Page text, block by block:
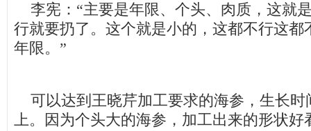
李宪：“主要是年限、个头、肉质，这就
行就要扔了。这个就是小的，这都不行这都
年限。”
可以达到王晓芹加工要求的海参，生长时
上。因为个头大的海参，加工出来的形状好